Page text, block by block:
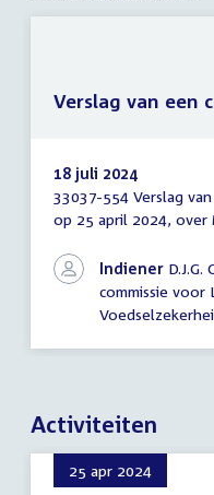
Verslag
van
commissiedebat
18 juli 2024
33037-554 Verslag
op 25 april 2024, over
Indiener
commissie voor
Verslag van een
Activiteiten
25 apr 2024